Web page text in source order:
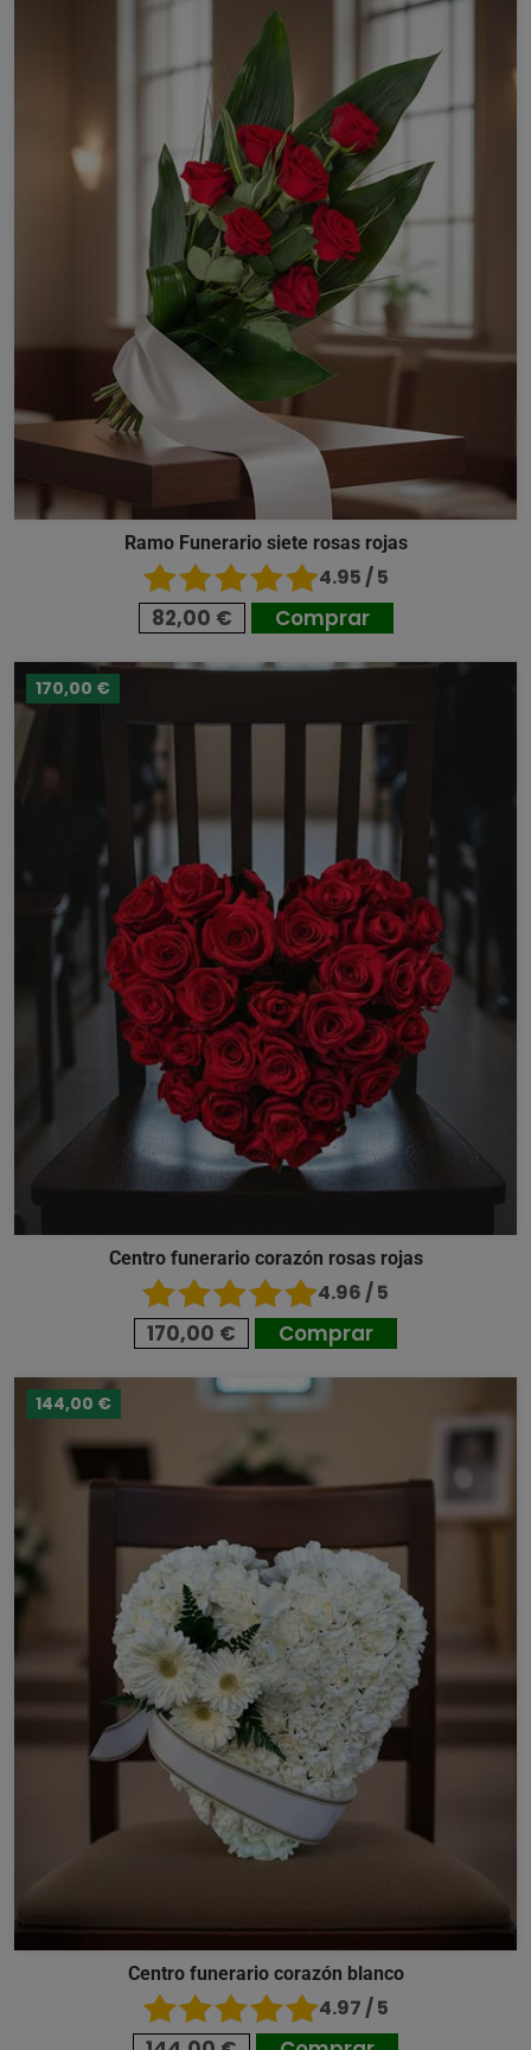
Ramo Funerario siete rosas rojas
4.95 / 5
82,00 € Comprar
170,00 €
Centro funerario corazón rosas rojas
4.96 / 5
170,00 € Comprar
144,00 €
Centro funerario corazón blanco
4.97 / 5